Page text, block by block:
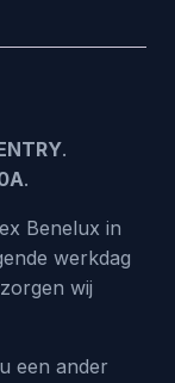
.
.
Benelux in
werkdag
wij
een ander